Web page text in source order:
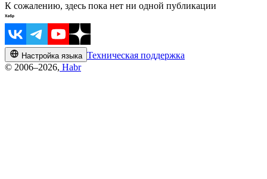
К сожалению, здесь пока нет ни одной публикации
Настройка языка Техническая поддержка
© 2006–2026, Habr